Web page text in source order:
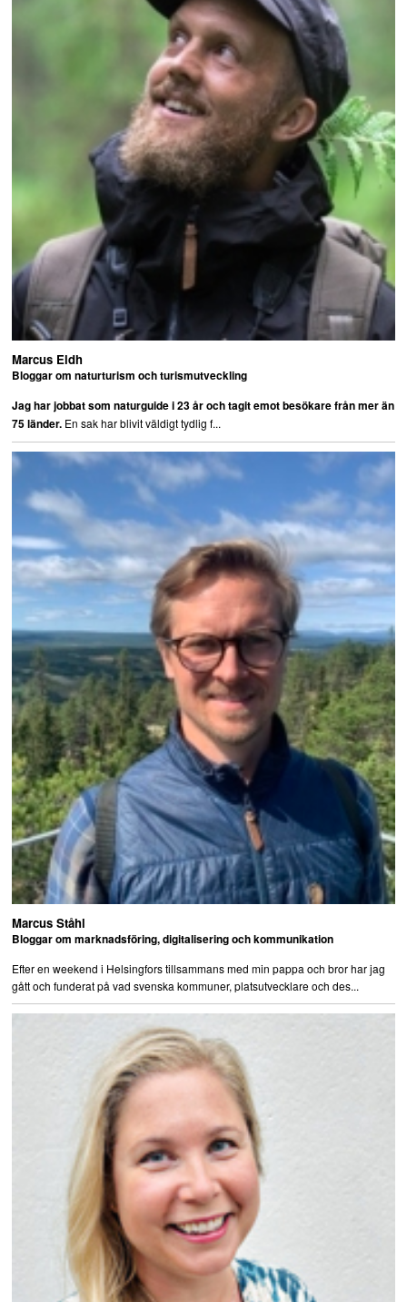
Marcus Eldh
Bloggar om naturturism och turismutveckling
Jag har jobbat som naturguide i 23 år och tagit emot besökare från mer än
75 länder.En sak har blivit väldigt tydlig f...
Marcus Ståhl
Bloggar om marknadsföring, digitalisering och kommunikation
Efter en weekend i Helsingfors tillsammans med min pappa och bror har jag
gått och funderat på vad svenska kommuner, platsutvecklare och des...